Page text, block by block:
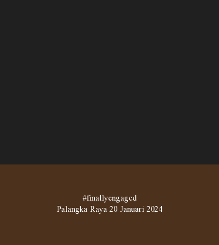
#finallyengaged
Palangka Raya 20 Januari 2024